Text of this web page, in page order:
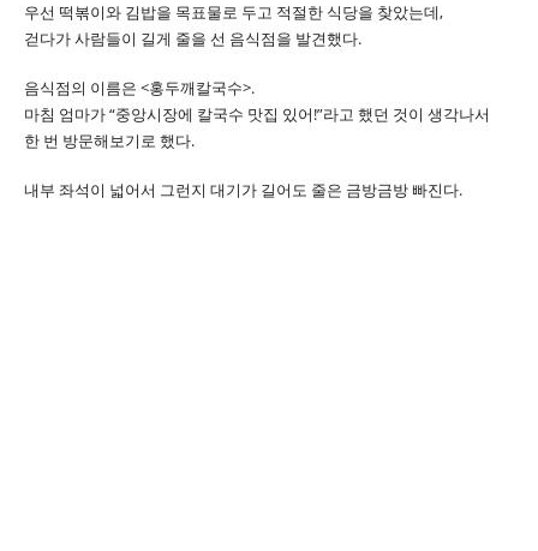
우선 떡볶이와 김밥을 목표물로 두고 적절한 식당을 찾았는데,
걷다가 사람들이 길게 줄을 선 음식점을 발견했다.
음식점의 이름은 <홍두깨칼국수>.
마침 엄마가 “중앙시장에 칼국수 맛집 있어!”라고 했던 것이 생각나서
한 번 방문해보기로 했다.
내부 좌석이 넓어서 그런지 대기가 길어도 줄은 금방금방 빠진다.